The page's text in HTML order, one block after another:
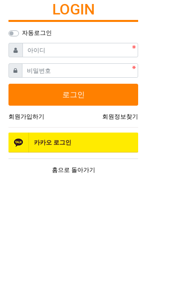
LOGIN
자동로그인
아이디 필수
비밀번호필수
로그인
회원가입하기 회원정보찾기
카카오 로그인
홈으로 돌아가기